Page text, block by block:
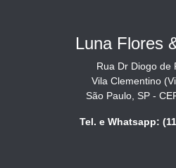
Luna Flores
Rua Dr Diogo de
Vila Clementino
São Paulo, SP -
Tel. e Whatsapp: